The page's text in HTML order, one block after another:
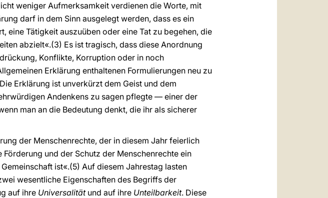
weniger Aufmerksamkeit verdienen die Worte, mit
darf in dem Sinn ausgelegt werden, dass es ein
eine Tätigkeit auszuüben oder eine Tat zu begehen, die
abzielt«.(3) Es ist tragisch, dass diese Anordnung
Konflikte, Korruption oder in noch
Erklärung enthaltenen Formulierungen neu zu
Erklärung ist unverkürzt dem Geist und dem
Andenkens zu sagen pflegte — einer der
man an die Bedeutung denkt, die ihr als sicherer
der Menschenrechte, der in diesem Jahr feierlich
und der Schutz der Menschenrechte ein
ist«.(5) Auf diesem Jahrestag lasten
wesentliche Eigenschaften des Begriffs der
auf ihre Universalitätund auf ihre Unteilbarkeit. Diese